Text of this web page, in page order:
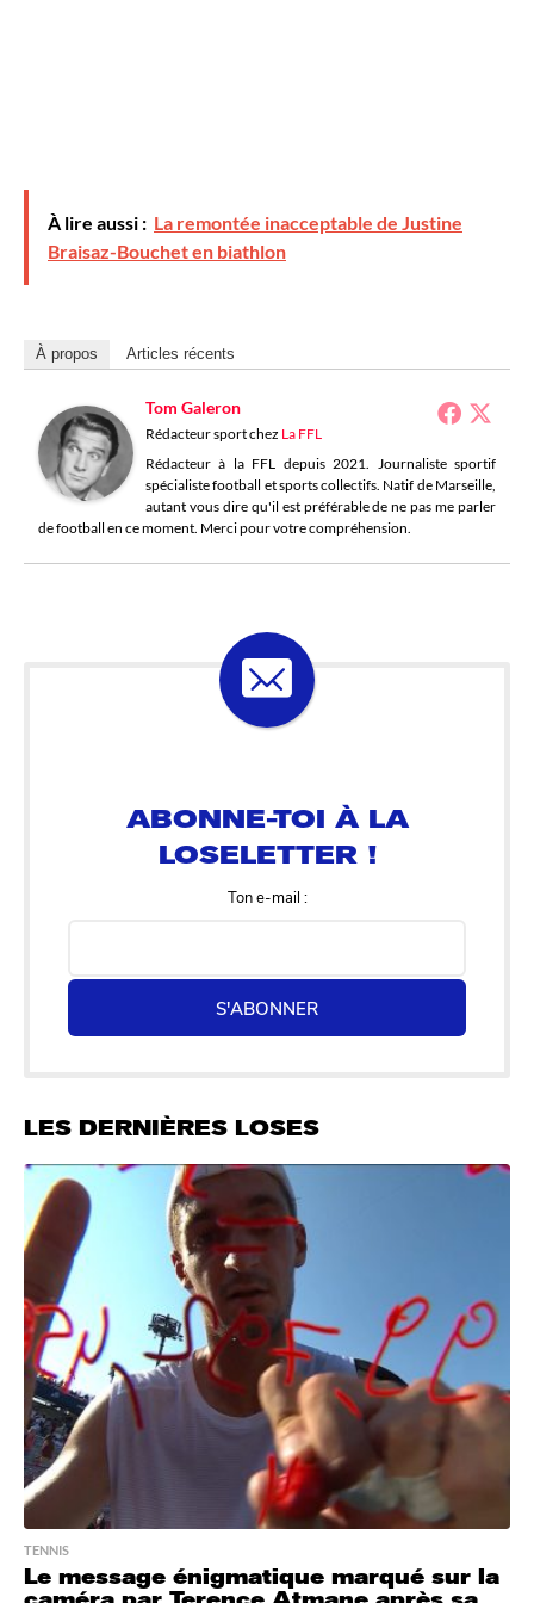
À lire aussi : La remontée inacceptable de Justine
Braisaz-Bouchet en biathlon
À propos Articles récents
Tom Galeron
Rédacteur sportchez La FFL
Rédacteur à la FFL depuis 2021. Journaliste sportif
spécialiste football et sports collectifs. Natif de Marseille,
autant vous dire qu'il est préférable de ne pas me parler
de football en ce moment. Merci pour votre compréhension.
Ton e-mail :
S'ABONNER
LES DERNIÈRES LOSES
TENNIS
Le message énigmatique marqué sur la